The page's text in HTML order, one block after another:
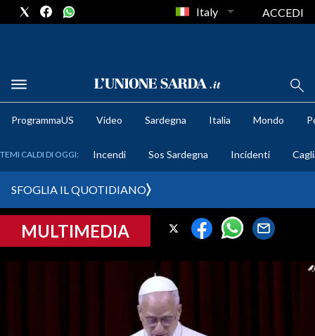
METEO
CRONACA SARDEGNA
Italy ACCEDI
ProgrammaUS Video Sardegna Italia Mondo
TEMI CALDI DI OGGI: Incendi Sos Sardegna Incidenti
SFOGLIA IL QUOTIDIANO
MULTIMEDIA